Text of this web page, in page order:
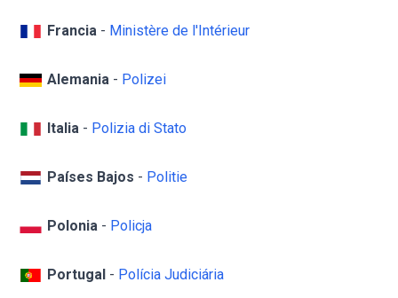
Francia - Ministère de l'Intérieur
Alemania - Polizei
Italia - Polizia di Stato
Países Bajos - Politie
Polonia - Policja
Portugal - Polícia Judiciária